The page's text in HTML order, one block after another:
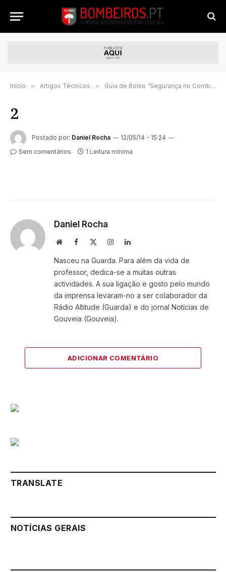
Início » Artigos Técnicos » Guia de Bolso “Segurança no Combate a Incêndios Florestais”
2
Postado por: Daniel Rocha
12/05/14 - 15:24
Sem comentários
1 Leitura mínima
Daniel Rocha
WebsiteFacebook InstagramLinkedIn
Nasceu na Guarda. Para além da vida de
professor, dedica-se a muitas outras
actividades. A sua ligação e gosto pelo mundo
da imprensa levaram-no a ser colaborador da
Rádio Altitude (Guarda) e do jornal Notícias de
Gouveia (Gouveia).
ADICIONAR COMENTÁRIO
TRANSLATE
NOTÍCIAS GERAIS